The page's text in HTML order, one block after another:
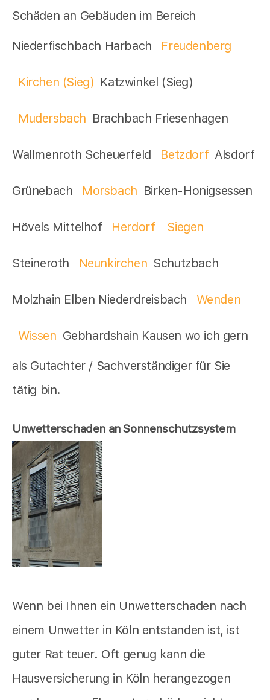
Schäden an Gebäuden im Bereich
Niederfischbach Harbach Freudenberg
Kirchen (Sieg) Katzwinkel (Sieg)
Mudersbach Brachbach Friesenhagen
Wallmenroth Scheuerfeld Betzdorf Alsdorf
Grünebach Morsbach Birken-Honigsessen
Hövels Mittelhof Herdorf Siegen
Steineroth Neunkirchen Schutzbach
Molzhain Elben Niederdreisbach Wenden
Wissen Gebhardshain Kausen wo ich gern
als Gutachter / Sachverständiger für Sie
tätig bin.
Unwetterschaden an Sonnenschutzsystem
Wenn bei Ihnen ein Unwetterschaden nach
einem Unwetter in Köln entstanden ist, ist
guter Rat teuer. Oft genug kann die
Hausversicherung in Köln herangezogen